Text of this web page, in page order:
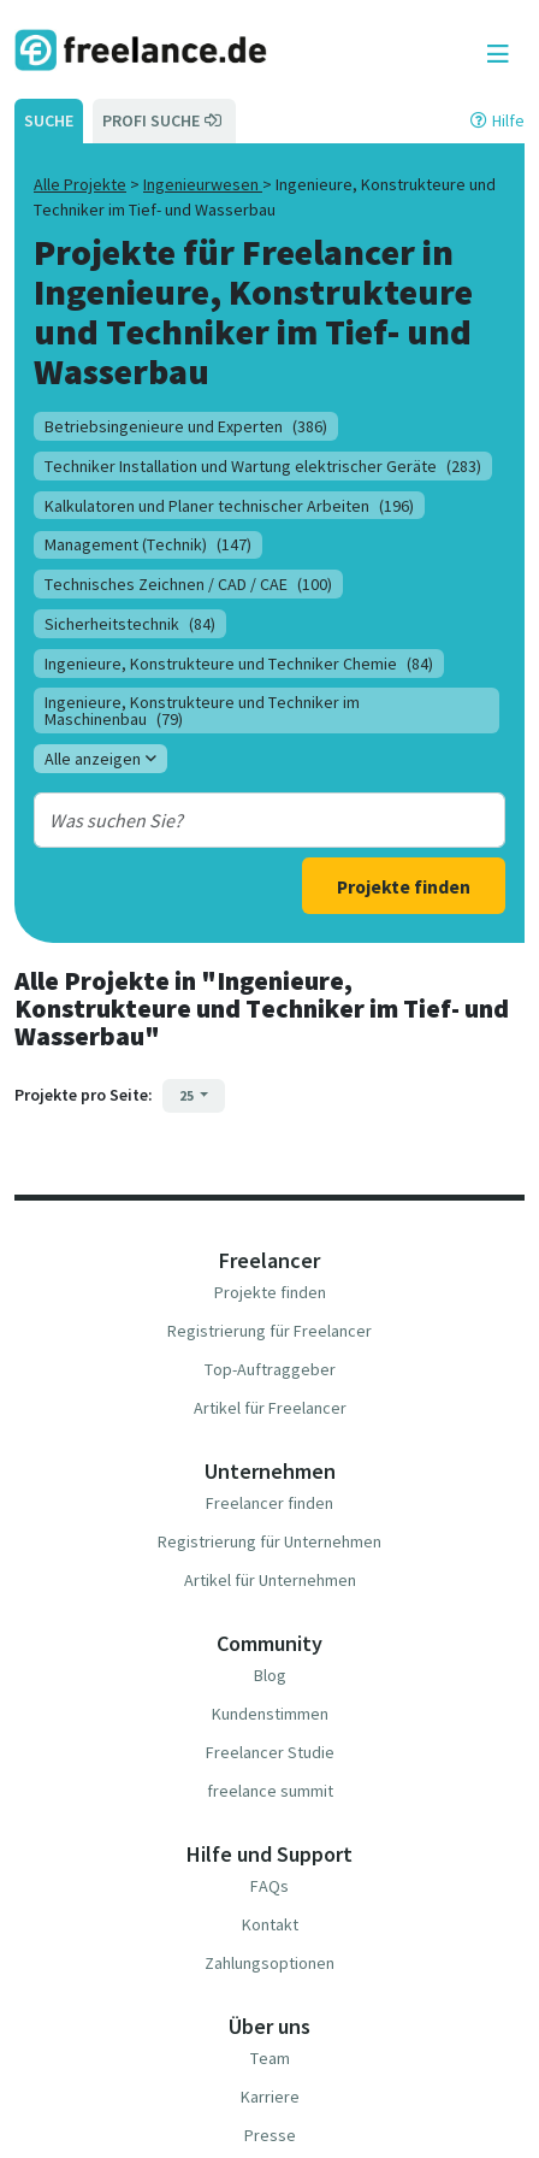
SUCHE PROFI SUCHE Hilfe
Alle Projekte > Ingenieurwesen > Ingenieure, Konstrukteure und
Techniker im Tief- und Wasserbau
Projekte für Freelancer in
Ingenieure, Konstrukteure
und Techniker im Tief- und
Wasserbau
Betriebsingenieure und Experten (386)
Techniker Installation und Wartung elektrischer Geräte (283)
Kalkulatoren und Planer technischer Arbeiten (196)
Management (Technik) (147)
Technisches Zeichnen / CAD / CAE (100)
Sicherheitstechnik (84)
Ingenieure, Konstrukteure und Techniker Chemie (84)
Ingenieure, Konstrukteure und Techniker im
Maschinenbau (79)
Alle anzeigen
Projekte finden
Alle Projekte in "Ingenieure,
Konstrukteure und Techniker im Tief- und
Wasserbau"
Projekte pro Seite: 25
Freelancer
Projekte finden
Registrierung für Freelancer
Top-Auftraggeber
Artikel für Freelancer
Unternehmen
Freelancer finden
Registrierung für Unternehmen
Artikel für Unternehmen
Community
Blog
Kundenstimmen
Freelancer Studie
freelance summit
Hilfe und Support
FAQs
Kontakt
Zahlungsoptionen
Über uns
Team
Karriere
Presse